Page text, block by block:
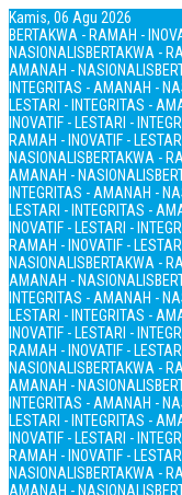
Kamis, 06 Agu 2026
BERTAKWA - RAMAH -
NASIONALISBERTAKWA -
AMANAH - NASIONALIS
INTEGRITAS - AMANAH -
LESTARI - INTEGRITAS -
INOVATIF - LESTARI -
RAMAH - INOVATIF -
NASIONALISBERTAKWA -
AMANAH - NASIONALIS
INTEGRITAS - AMANAH -
LESTARI - INTEGRITAS -
INOVATIF - LESTARI -
RAMAH - INOVATIF -
NASIONALISBERTAKWA -
AMANAH - NASIONALIS
INTEGRITAS - AMANAH -
LESTARI - INTEGRITAS -
INOVATIF - LESTARI -
RAMAH - INOVATIF -
NASIONALISBERTAKWA -
AMANAH - NASIONALIS
INTEGRITAS - AMANAH -
LESTARI - INTEGRITAS -
INOVATIF - LESTARI -
RAMAH - INOVATIF -
NASIONALISBERTAKWA -
AMANAH - NASIONALIS